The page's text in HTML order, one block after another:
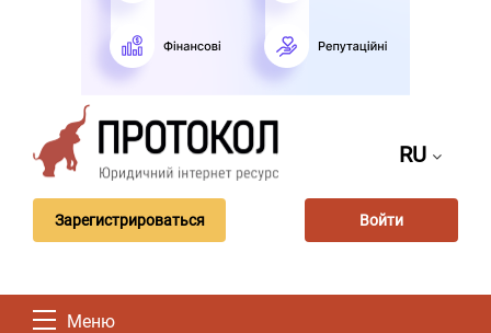
RU
Зарегистрироваться Войти
Меню